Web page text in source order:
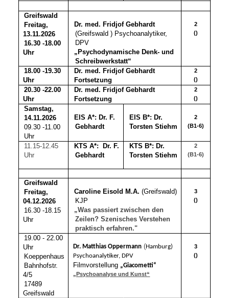
Greifswald
Freitag,
13.11.2026
16.30 -18.00
Uhr
Dr. med. Fridjof Gebhardt
(Greifswald ) Psychoanalytiker,
DPV
„Psychodynamische Denk- und
Schreibwerkstatt“
2
()
18.00 -19.30
Uhr
Dr. med. Fridjof Gebhardt
Fortsetzung
2
()
20.30 -22.00
Uhr
Dr. med. Fridjof Gebhardt
Fortsetzung
2
()
Samstag,
14.11.2026
09.30 -11.00
Uhr
EIS A*: Dr. F.
Gebhardt
EIS B*: Dr.
Torsten Stiehm
2
(B1-6)
11.15-12.45
Uhr
KTS A*:
Dr. F.
Gebhardt
KTS B*: Dr.
Torsten Stiehm
2
(B1-6)
Greifswald
Freitag,
04.12.2026
16.30 -18.15
Uhr
Caroline Eisold M.A. (Greifswald)
KJP
„Was passiert zwischen den
Zeilen? Szenisches Verstehen
praktisch erfahren."
3
()
19.00 - 22.00
Uhr
Koeppenhaus
Bahnhofstr.
4/5
17489
Greifswald
Dr. Matthias Oppermann (Hamburg)
Psychoanalytiker, DPV
Filmvorstellung „Giacometti“
„Psychoanalyse und Kunst“
3
()